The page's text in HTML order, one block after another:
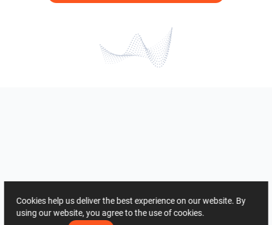
Cookies help us deliver the best experience on our website. By
using our website, you agree to the use of cookies.